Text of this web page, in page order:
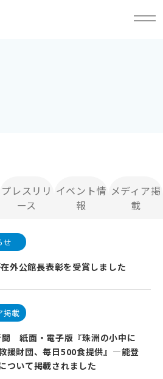
プレスリリ
ース
イベント情
報
メディア掲
載
せ
外公館長表彰を受賞しました
掲載
紙面・電子版『珠洲の小中に
援財団、毎日500食提供』―能登
ついて掲載されました